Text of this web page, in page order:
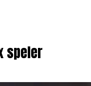
speler